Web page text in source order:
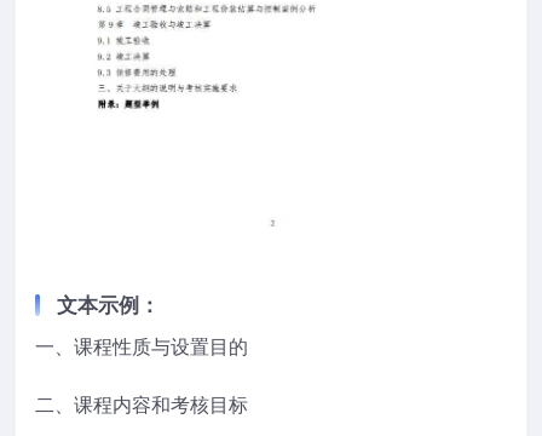
文本示例：
一、课程性质与设置目的
二、课程内容和考核目标